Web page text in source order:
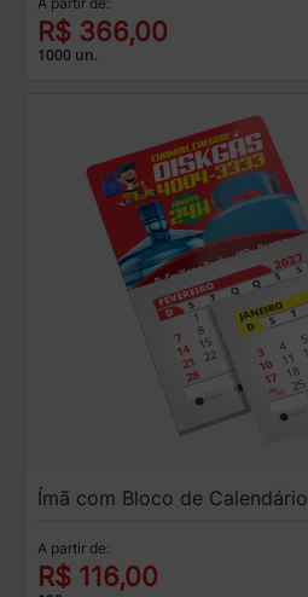
R$ 366,00
1000 un.
Ímã com Bloco de Calendário
A partir de:
R$ 116,00